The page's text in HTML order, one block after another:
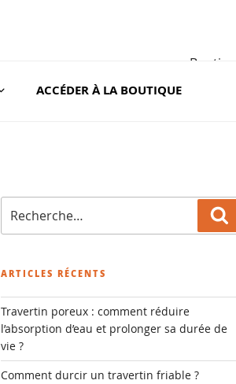
Boutique
ACCÉDER À LA BOUTIQUE
pour
:
ARTICLES RÉCENTS
Travertin poreux : comment réduire
l’absorption d’eau et prolonger sa durée de
vie ?
Comment durcir un travertin friable ?